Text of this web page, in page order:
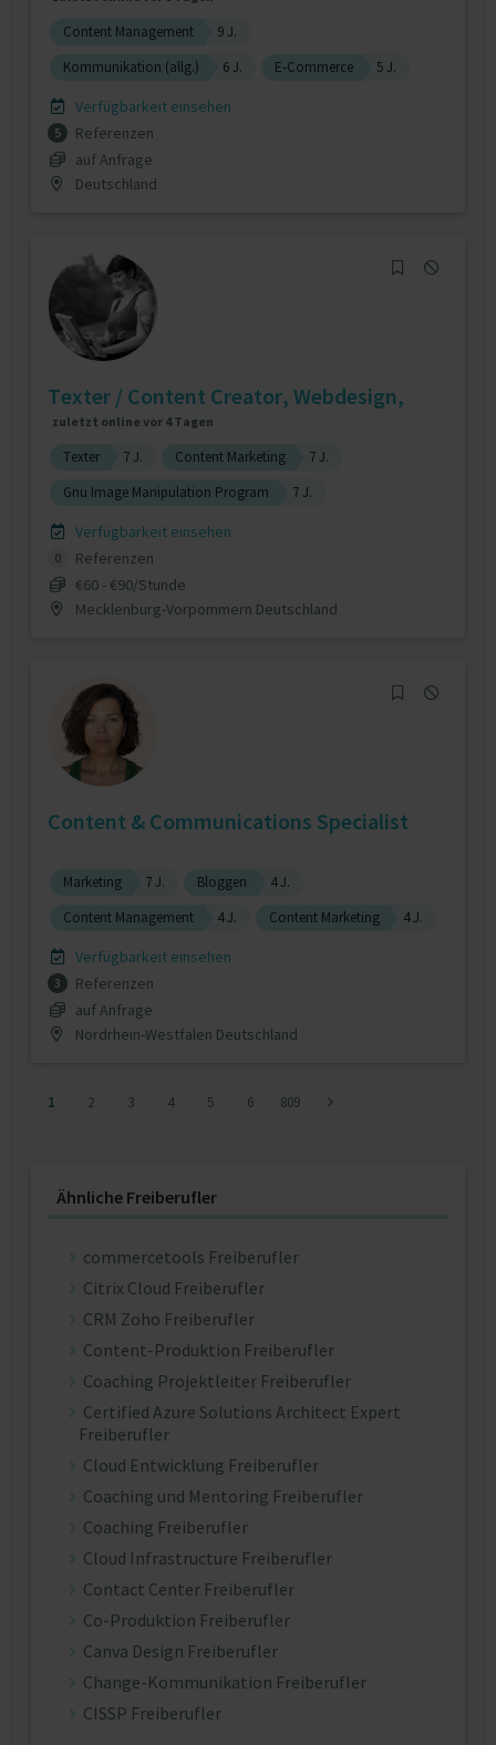
Content Management
9 J.
Kommunikation (allg.)
6 J. E-Commerce 5 J.
Verfügbarkeit einsehen
5
Referenzen
auf Anfrage
Deutschland
Texter / Content Creator, Webdesign,
zuletzt online vor 4 Tagen
Texter 7 J. Content Marketing
7 J.
Gnu Image Manipulation Program
7 J.
Verfügbarkeit einsehen
0
Referenzen
€60 - €90/Stunde
Mecklenburg-Vorpommern Deutschland
Content & Communications Specialist
Marketing 7 J. Bloggen
4 J.
Content Management
4 J. Content Marketing 4 J.
Verfügbarkeit einsehen
3
Referenzen
auf Anfrage
Nordrhein-Westfalen Deutschland
1 2 3 4 5 6 809
Ähnliche Freiberufler
commercetools Freiberufler
Citrix Cloud Freiberufler
CRM Zoho Freiberufler
Content-Produktion Freiberufler
Coaching Projektleiter Freiberufler
Certified Azure Solutions Architect Expert
Freiberufler
Cloud Entwicklung Freiberufler
Coaching und Mentoring Freiberufler
Coaching Freiberufler
Cloud Infrastructure Freiberufler
Contact Center Freiberufler
Co-Produktion Freiberufler
Canva Design Freiberufler
Change-Kommunikation Freiberufler
CISSP Freiberufler